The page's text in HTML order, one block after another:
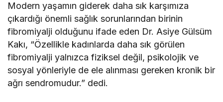
Modern yaşamın giderek daha sık karşımıza
çıkardığı önemli sağlık sorunlarından birinin
fibromiyalji olduğunu ifade eden Dr. Asiye Gülsüm
Kakı, “Özellikle kadınlarda daha sık görülen
fibromiyalji yalnızca fiziksel değil, psikolojik ve
sosyal yönleriyle de ele alınması gereken kronik bir
ağrı sendromudur.” dedi.